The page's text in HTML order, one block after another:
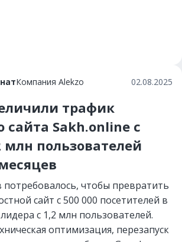
Компания Alekzo 02.08.2025
трафик
сайта Sakh.online с
млн пользователей
потребовалось, чтобы превратить
сайт с 500 000 посетителей в
с 1,2 млн пользователей.
оптимизация, перезапуск